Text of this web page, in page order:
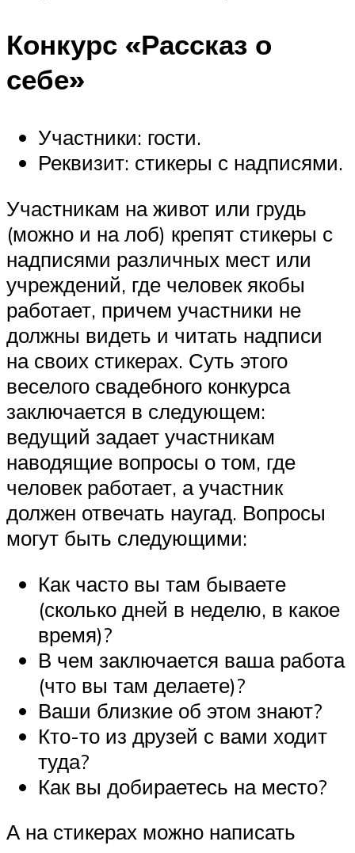
Конкурс «Рассказ о
себе»
Участники: гости.
Реквизит: стикеры с надписями.
Участникам на живот или грудь
(можно и на лоб) крепят стикеры с
надписями различных мест или
учреждений, где человек якобы
работает, причем участники не
должны видеть и читать надписи
на своих стикерах. Суть этого
веселого свадебного конкурса
заключается в следующем:
ведущий задает участникам
наводящие вопросы о том, где
человек работает, а участник
должен отвечать наугад. Вопросы
могут быть следующими:
Как часто вы там бываете
(сколько дней в неделю, в какое
время)?
В чем заключается ваша работа
(что вы там делаете)?
Ваши близкие об этом знают?
Кто-то из друзей с вами ходит
туда?
Как вы добираетесь на место?
А на стикерах можно написать